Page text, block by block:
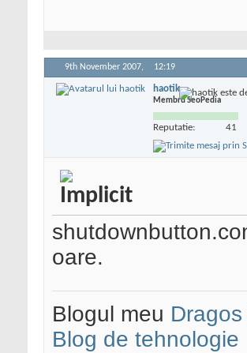
9th November 2007, 12:19
haotik
Membru SeoPedia
Reputatie: 41
oare.
Blogul meu
Blog de tehnologie